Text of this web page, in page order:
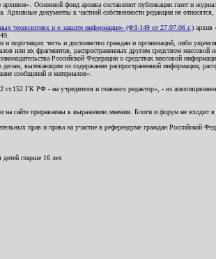
архивов». Основной фонд архива составляют публикации газет и
документы к частной собственности редакции не относятся,
технологиях и о защите информации» (ФЗ-149 от 27.07.06 г.) архив
порочащих честь и достоинство граждан и организаций, либо
или их фрагментов, распространенных другим средством массовой
Российской Федерации о средствах массовой
вытекающим из содержания распространенной информации,
сообщений и материалов».
ГК РФ - на учредителя и главного редактор», - из
на сайте приравнены к выражению мнения. Блоги и форум не входят в
прав и права на участие в референдуме граждан Российской
старше 16 лет.